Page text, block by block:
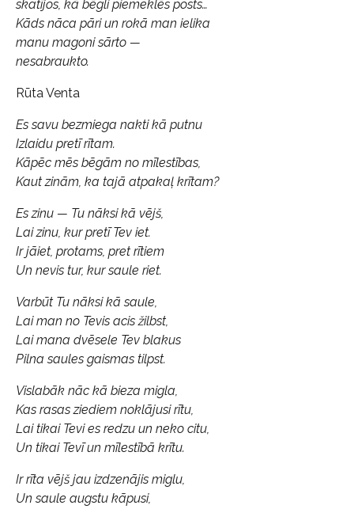
skatījos, kā bēgli piemeklēs posts…
Kāds nāca pāri un rokā man ielika
manu magoni sārto —
nesabraukto.
Rūta Venta
Es savu bezmiega nakti kā putnu
Izlaidu pretī rītam.
Kāpēc mēs bēgām no mīlestības,
Kaut zinām, ka tajā atpakaļ krītam?
Es zinu — Tu nāksi kā vējš,
Lai zinu, kur pretī Tev iet.
Ir jāiet, protams, pret rītiem
Un nevis tur, kur saule riet.
Varbūt Tu nāksi kā saule,
Lai man no Tevis acis žilbst,
Lai mana dvēsele Tev blakus
Pilna saules gaismas tilpst.
Vislabāk nāc kā bieza migla,
Kas rasas ziediem noklājusi rītu,
Lai tikai Tevi es redzu un neko citu,
Un tikai Tevī un mīlestībā krītu.
Ir rīta vējš jau izdzenājis miglu,
Un saule augstu kāpusi,